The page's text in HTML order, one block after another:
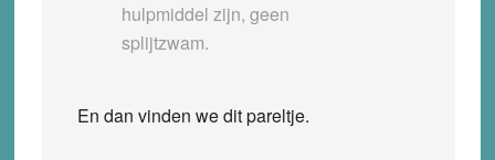
hulpmiddel zijn, geen
splijtzwam.
En dan vinden we dit pareltje.